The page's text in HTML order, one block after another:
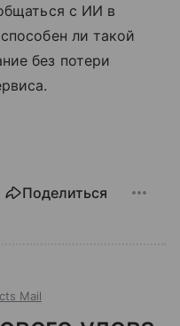
с ИИ в
ли такой
без потери
Поделиться
Mail